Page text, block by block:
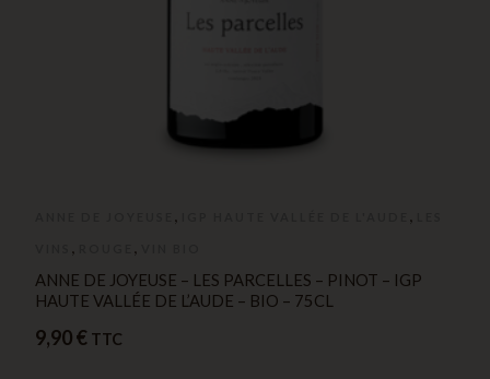
, ,
, ,
ANNE DE JOYEUSE – LES PARCELLES – PINOT – IGP
HAUTE VALLÉE DE L’AUDE – BIO – 75CL
9,90€ TTC